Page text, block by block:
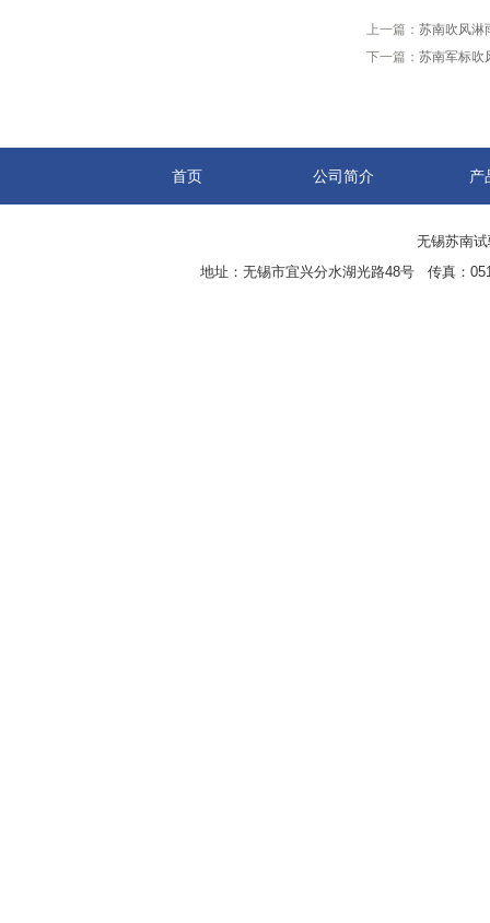
上一篇： 苏南吹风淋
下一篇： 苏南军标吹
首页 公司简介 产
无锡苏南
地址：无锡市宜兴分水湖光路48号 传真：